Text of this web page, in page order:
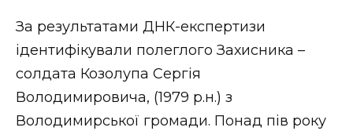
За результатами ДНК-експертизи
ідентифікували полеглого Захисника –
солдата Козолупа Сергія
Володимировича, (1979 р.н.) з
Володимирської громади. Понад пів року